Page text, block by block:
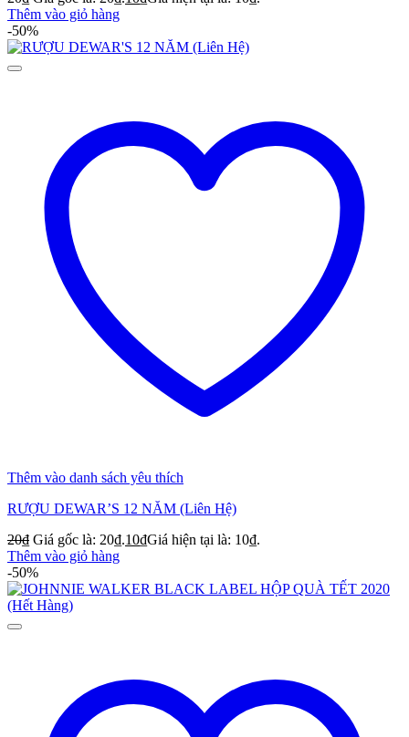
Thêm vào giỏ hàng
-50%
Thêm vào danh sách yêu thích
RƯỢU DEWAR’S 12 NĂM (Liên Hệ)
20₫ Giá gốc là: 20₫.10₫Giá hiện tại là: 10₫.
Thêm vào giỏ hàng
-50%